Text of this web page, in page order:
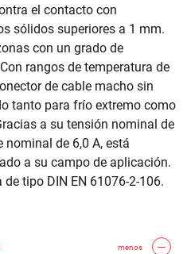
el contacto con
sólidos superiores a 1 mm.
con un grado de
rangos de temperatura de
de cable macho sin
tanto para frío extremo como
a su tensión nominal de
nominal de 6,0 A, está
a su campo de aplicación.
tipo DIN EN 61076-2-106.
menos